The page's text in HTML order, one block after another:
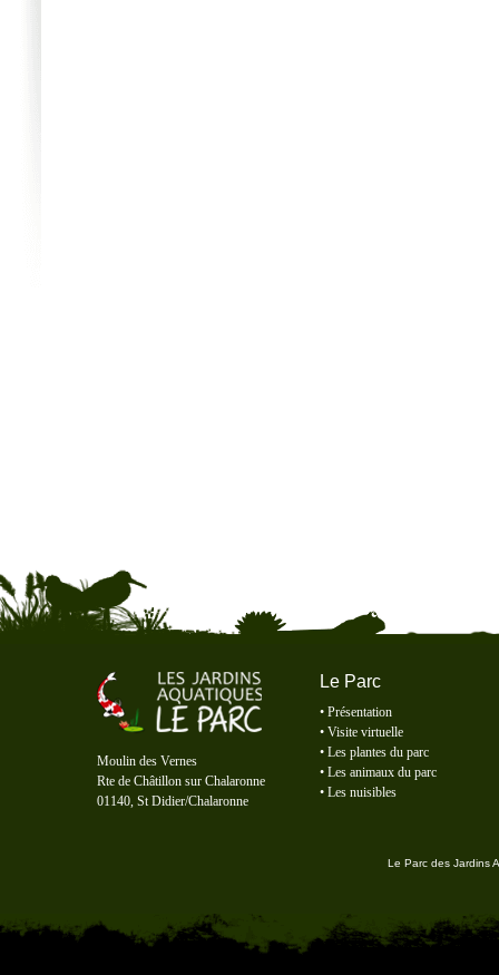
Moulin des Vernes
Rte de Châtillon sur Chalaronne
01140, St Didier/Chalaronne
Le Parc
• Présentation
• Visite virtuelle
• Les plantes du parc
• Les animaux du parc
• Les nuisibles
Le Parc des Jardins